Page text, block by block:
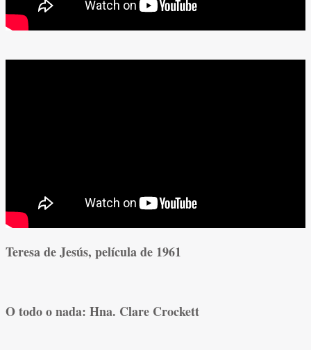
Teresa de Jesús, película de 1961
O todo o nada: Hna. Clare Crockett